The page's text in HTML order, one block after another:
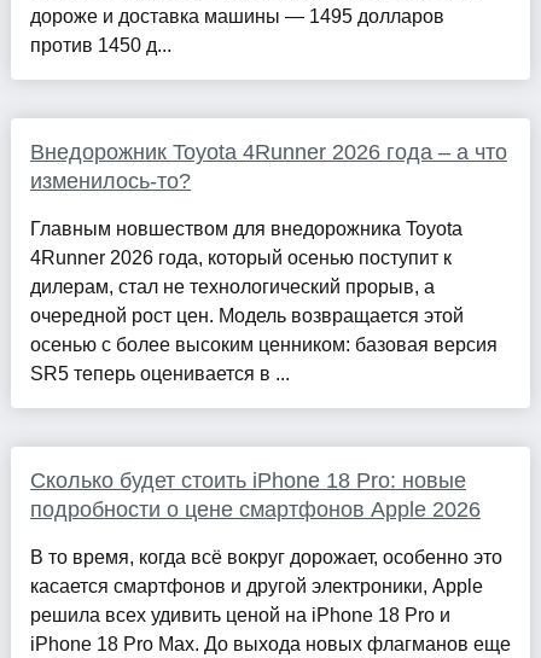
дороже и доставка машины — 1495 долларов
против 1450 д...
Внедорожник Toyota 4Runner 2026 года – а что
изменилось-то?
Главным новшеством для внедорожника Toyota
4Runner 2026 года, который осенью поступит к
дилерам, стал не технологический прорыв, а
очередной рост цен. Модель возвращается этой
осенью с более высоким ценником: базовая версия
SR5 теперь оценивается в ...
Сколько будет стоить iPhone 18 Pro: новые
подробности о цене смартфонов Apple 2026
В то время, когда всё вокруг дорожает, особенно это
касается смартфонов и другой электроники, Apple
решила всех удивить ценой на iPhone 18 Pro и
iPhone 18 Pro Max. До выхода новых флагманов еще